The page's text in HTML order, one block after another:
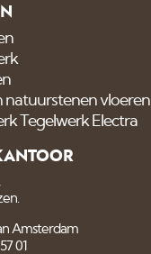
natuurstenen vloeren
Tegelwerk Electra
Amsterdam
01